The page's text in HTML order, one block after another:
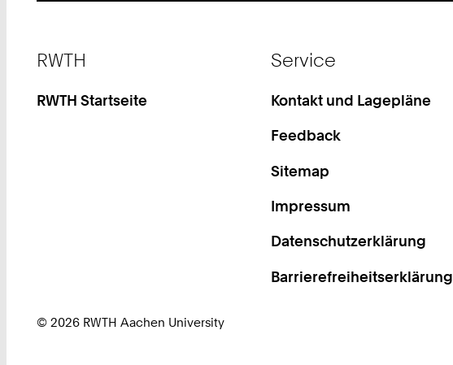
RWTH
RWTH Startseite
Service
Kontakt und Lagepläne
Feedback
Sitemap
Impressum
Datenschutzerklärung
Barrierefreiheitserklärung
© 2026 RWTH Aachen University